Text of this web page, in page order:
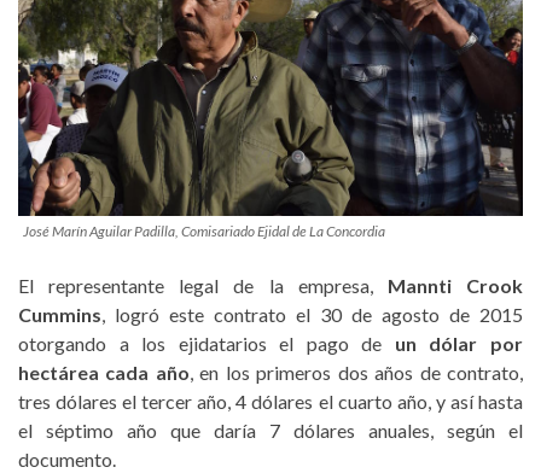
José Marín Aguilar Padilla, Comisariado Ejidal de La Concordia
El representante legal de la empresa, Mannti Crook
Cummins, logró este contrato el 30 de agosto de 2015
otorgando a los ejidatarios el pago de un dólar por
hectárea cada año, en los primeros dos años de contrato,
tres dólares el tercer año, 4 dólares el cuarto año, y así hasta
el séptimo año que daría 7 dólares anuales, según el
documento.